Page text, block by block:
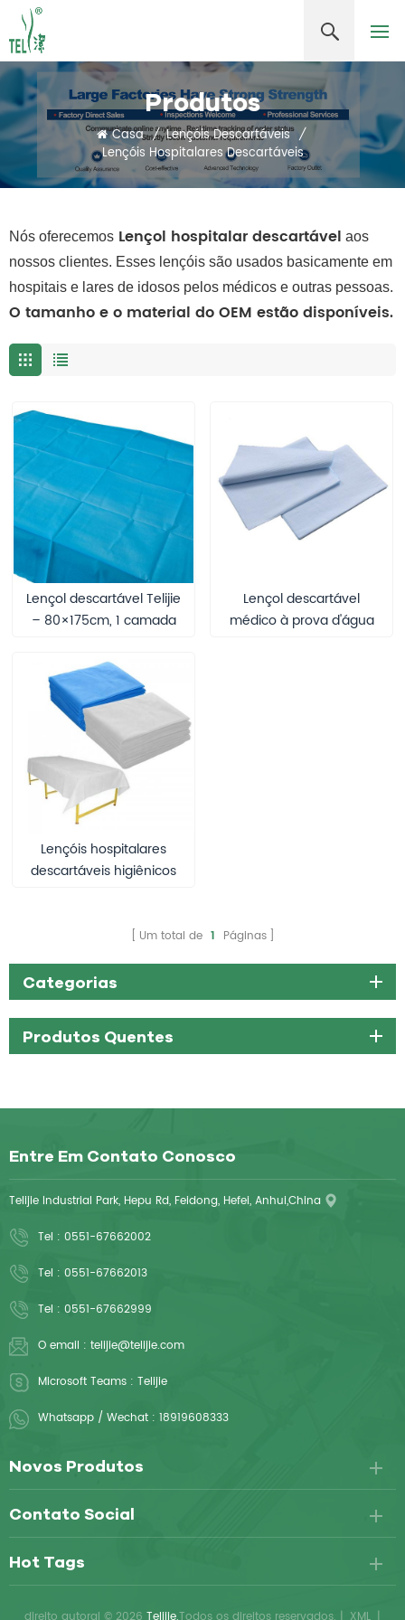
Produtos
Casa / Lençóis Descartáveis /
Lençóis Hospitalares Descartáveis
Nós oferecemos Lençol hospitalar descartável aos
nossos clientes. Esses lençóis são usados ​​basicamente em
hospitais e lares de idosos pelos médicos e outras pessoas.
O tamanho e o material do OEM estão disponíveis.
Lençol descartável Telijie
– 80×175cm, 1 camada
Lençol descartável
médico à prova d'água
Lençóis hospitalares
descartáveis ​​higiênicos
Um total de 1 Páginas
Categorias
Produtos Quentes
Entre Em Contato Conosco
Telijie Industrial Park, Hepu Rd, Feidong, Hefei, Anhui,China
Tel : 0551-67662002
Tel : 0551-67662013
Tel : 0551-67662999
O email : telijie@telijie.com
Microsoft Teams : Telijie
Whatsapp / Wechat : 18919608333
Novos Produtos
Contato Social
Hot Tags